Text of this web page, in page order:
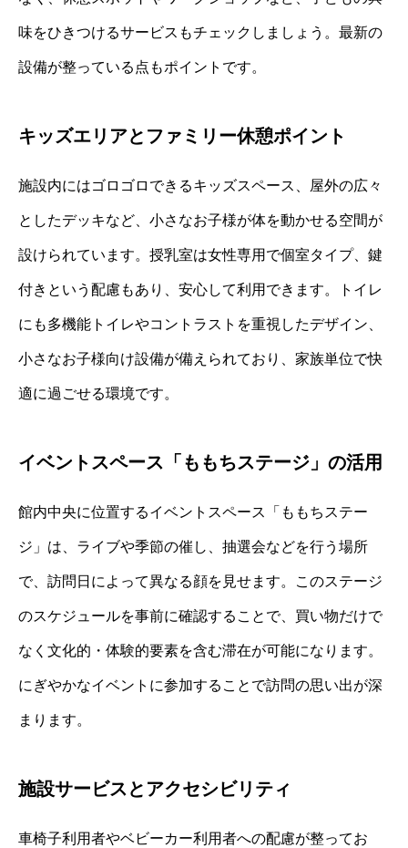
味をひきつけるサービスもチェックしましょう。最新の
設備が整っている点もポイントです。
キッズエリアとファミリー休憩ポイント
施設内にはゴロゴロできるキッズスペース、屋外の広々
としたデッキなど、小さなお子様が体を動かせる空間が
設けられています。授乳室は女性専用で個室タイプ、鍵
付きという配慮もあり、安心して利用できます。トイレ
にも多機能トイレやコントラストを重視したデザイン、
小さなお子様向け設備が備えられており、家族単位で快
適に過ごせる環境です。
イベントスペース「ももちステージ」の活用
館内中央に位置するイベントスペース「ももちステー
ジ」は、ライブや季節の催し、抽選会などを行う場所
で、訪問日によって異なる顔を見せます。このステージ
のスケジュールを事前に確認することで、買い物だけで
なく文化的・体験的要素を含む滞在が可能になります。
にぎやかなイベントに参加することで訪問の思い出が深
まります。
施設サービスとアクセシビリティ
車椅子利用者やベビーカー利用者への配慮が整ってお